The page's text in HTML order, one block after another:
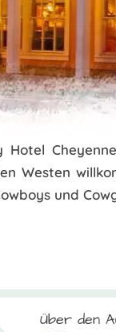
Hotel Cheyenne
Westen
und
Über den